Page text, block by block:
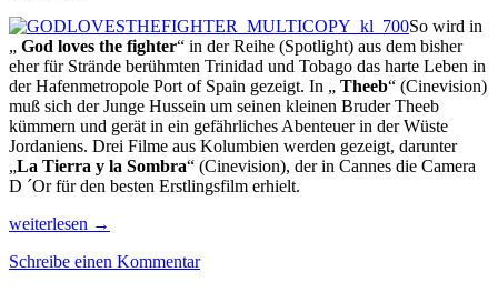
So wird in
„ God loves the fighter“ in der Reihe (Spotlight) aus dem bisher
eher für Strände berühmten Trinidad und Tobago das harte Leben in
der Hafenmetropole Port of Spain gezeigt. In „ Theeb“ (Cinevision)
muß sich der Junge Hussein um seinen kleinen Bruder Theeb
kümmern und gerät in ein gefährliches Abenteuer in der Wüste
Jordaniens. Drei Filme aus Kolumbien werden gezeigt, darunter
„La Tierra y la Sombra“ (Cinevision), der in Cannes die Camera
D ´Or für den besten Erstlingsfilm erhielt.
Entdeckungen
dem
weiterlesen →
Schreibe einen Kommentar